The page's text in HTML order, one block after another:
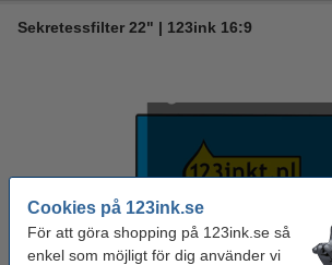
Cookies på 123ink.se
För att göra shopping på 123ink.se så
enkel som möjligt för dig använder vi
Sekretessfilter 22" | 123ink 16:9